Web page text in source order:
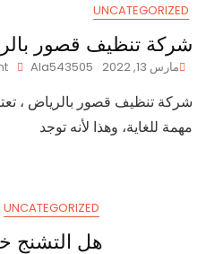
UNCATEGORIZED
شركة تنظيف قصور
مارس 13, 2022 Ala543505
شركة تنظيف قصور بالرياض ،
مهمة للغاية، وهذا لأنه توجد
UNCATEGORIZED
هل التشنج